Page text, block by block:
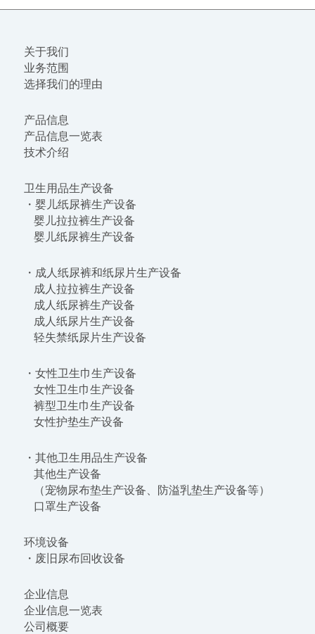
关于我们
业务范围
选择我们的理由
产品信息
产品信息一览表
技术介绍
卫生用品生产设备
・婴儿纸尿裤生产设备
婴儿拉拉裤生产设备
婴儿纸尿裤生产设备
・成人纸尿裤和纸尿片生产设备
成人拉拉裤生产设备
成人纸尿裤生产设备
成人纸尿片生产设备
轻失禁纸尿片生产设备
・女性卫生巾生产设备
女性卫生巾生产设备
裤型卫生巾生产设备
女性护垫生产设备
・其他卫生用品生产设备
其他生产设备
（宠物尿布垫生产设备、防溢乳垫生产设备等）
口罩生产设备
环境设备
・废旧尿布回收设备
企业信息
企业信息一览表
公司概要